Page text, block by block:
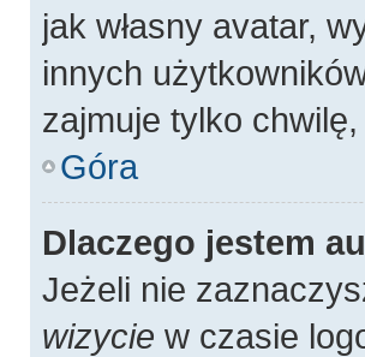
jak własny avatar,
innych
zajmuje tylko
Góra
Dlaczego jestem
Jeżeli nie
wizycie w czasie